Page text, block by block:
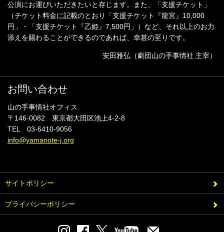
公演にお運びいただきたいと存じます。また、「支援チケット」
（チケット料金に記載のとおり「支援チケット『龍宮』10,000
円」・「支援チケット『乙姫』7,500円」）など、それ以上のお力
添えを賜わることができるのであれば、幸甚の至りです。
安田雅弘（劇団山の手事情社 主宰）
お問い合わせ
山の手事情社オフィス
〒146-0082 東京都大田区池上4-2-8
TEL 03-6410-9056
info@yamanote-j.org
サイトポリシー
プライバシーポリシー